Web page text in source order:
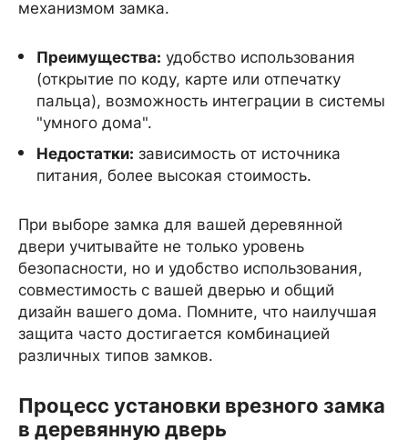
механизмом замка.
Преимущества: удобство использования
(открытие по коду, карте или отпечатку
пальца), возможность интеграции в системы
"умного дома".
Недостатки: зависимость от источника
питания, более высокая стоимость.
При выборе замка для вашей деревянной
двери учитывайте не только уровень
безопасности, но и удобство использования,
совместимость с вашей дверью и общий
дизайн вашего дома. Помните, что наилучшая
защита часто достигается комбинацией
различных типов замков.
Процесс установки врезного замка
в деревянную дверь